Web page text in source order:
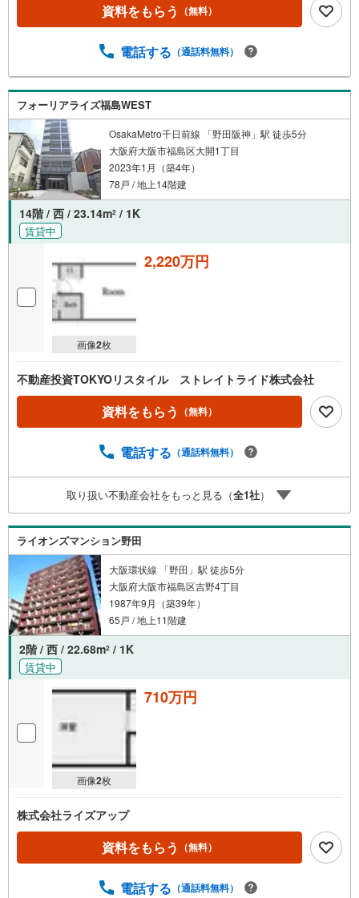
資料をもらう （無料）
電話する （通話料無料）
フォーリアライズ福島WEST
OsakaMetro千日前線 「野田阪神」駅 徒歩5分
大阪府大阪市福島区大開1丁目
2023年1月（築4年）
78戸 / 地上14階建
14階 / 西 / 23.14m2 / 1K
賃貸中
画像2枚
2,220万円
不動産投資TOKYOリスタイル ストレイトライド株式会社
資料をもらう （無料）
電話する （通話料無料）
取り扱い不動産会社をもっと見る（全1社）
ライオンズマンション野田
大阪環状線 「野田」駅 徒歩5分
大阪府大阪市福島区吉野4丁目
1987年9月（築39年）
65戸 / 地上11階建
2階 / 西 / 22.68m2 / 1K
賃貸中
画像2枚
710万円
株式会社ライズアップ
資料をもらう （無料）
電話する （通話料無料）